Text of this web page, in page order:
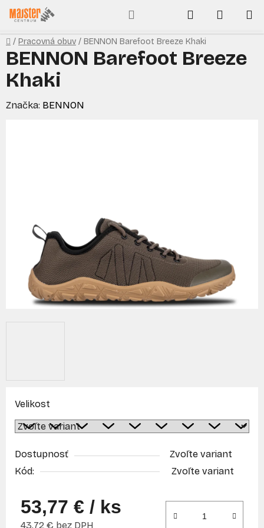
Prejsť
na
obsah
Hľadať
KOŠÍK
Domov
/ Pracovná obuv / BENNON Barefoot Breeze Khaki
Velikost
Dostupnosť
Zvoľte variant
Kód:
Zvoľte variant
53,77 € / ks
43,72 € bez DPH
BENNON Barefoot Breeze
Khaki
Značka: BENNON